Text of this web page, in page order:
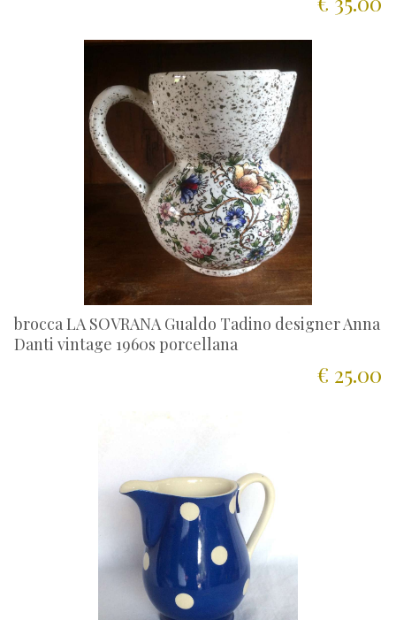
brocca LA SOVRANA Gualdo Tadino designer Anna
Danti vintage 1960s porcellana
€ 25.00